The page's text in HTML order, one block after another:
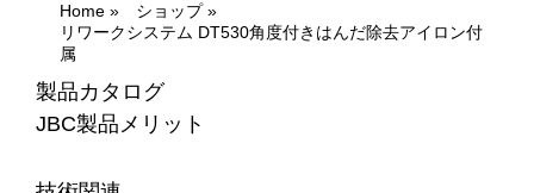
Home» ショップ»
リワークシステム DT530角度付きはんだ除去アイロン付
属
製品カタログ
JBC製品メリット